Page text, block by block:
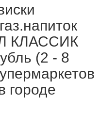
КЛАССИК
(2 - 8
городе